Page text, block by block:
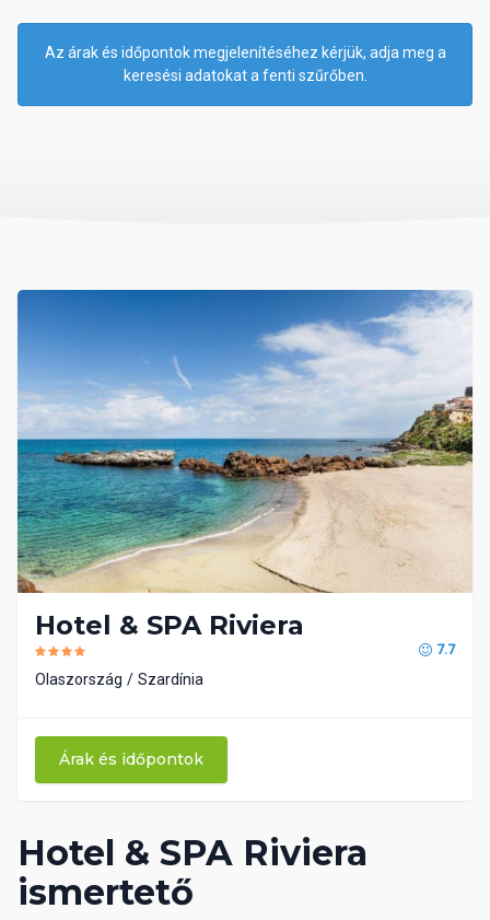
Az árak és időpontok megjelenítéséhez kérjük, adja meg a
keresési adatokat a fenti szűrőben.
Hotel & SPA Riviera
ismertető
Hotel & SPA Riviera
7.7
Olaszország Szardínia
Árak és időpontok